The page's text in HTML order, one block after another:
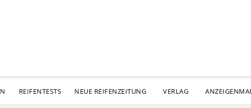
REIFENTESTS NEUE REIFENZEITUNG VERLAG